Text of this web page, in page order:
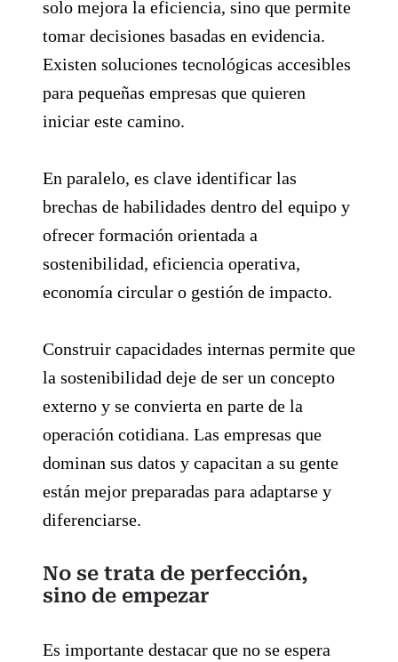
solo mejora la eficiencia, sino que permite
tomar decisiones basadas en evidencia.
Existen soluciones tecnológicas accesibles
para pequeñas empresas que quieren
iniciar este camino.
En paralelo, es clave identificar las
brechas de habilidades dentro del equipo y
ofrecer formación orientada a
sostenibilidad, eficiencia operativa,
economía circular o gestión de impacto.
Construir capacidades internas permite que
la sostenibilidad deje de ser un concepto
externo y se convierta en parte de la
operación cotidiana. Las empresas que
dominan sus datos y capacitan a su gente
están mejor preparadas para adaptarse y
diferenciarse.
No se trata de perfección,
sino de empezar
Es importante destacar que no se espera